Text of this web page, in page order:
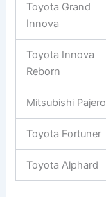
Toyota Grand
Innova
Toyota Innova
Reborn
Mitsubishi Pajero
Toyota Fortuner
Toyota Alphard